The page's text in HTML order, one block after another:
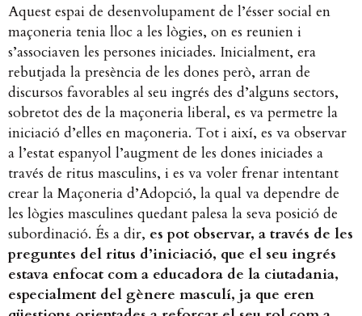
Aquest espai de desenvolupament de l’ésser social en
maçoneria tenia lloc a les lògies, on es reunien i
s’associaven les persones iniciades. Inicialment, era
rebutjada la presència de les dones però, arran de
discursos favorables al seu ingrés des d’alguns sectors,
sobretot des de la maçoneria liberal, es va permetre la
iniciació d’elles en maçoneria. Tot i així, es va observar
a l’estat espanyol l’augment de les dones iniciades a
través de ritus masculins, i es va voler frenar intentant
crear la Maçoneria d’Adopció, la qual va dependre de
les lògies masculines quedant palesa la seva posició de
subordinació. És a dir, es pot observar, a través de les
preguntes del ritus d’iniciació, que el seu ingrés
estava enfocat com a educadora de la ciutadania,
especialment del gènere masculí, ja que eren